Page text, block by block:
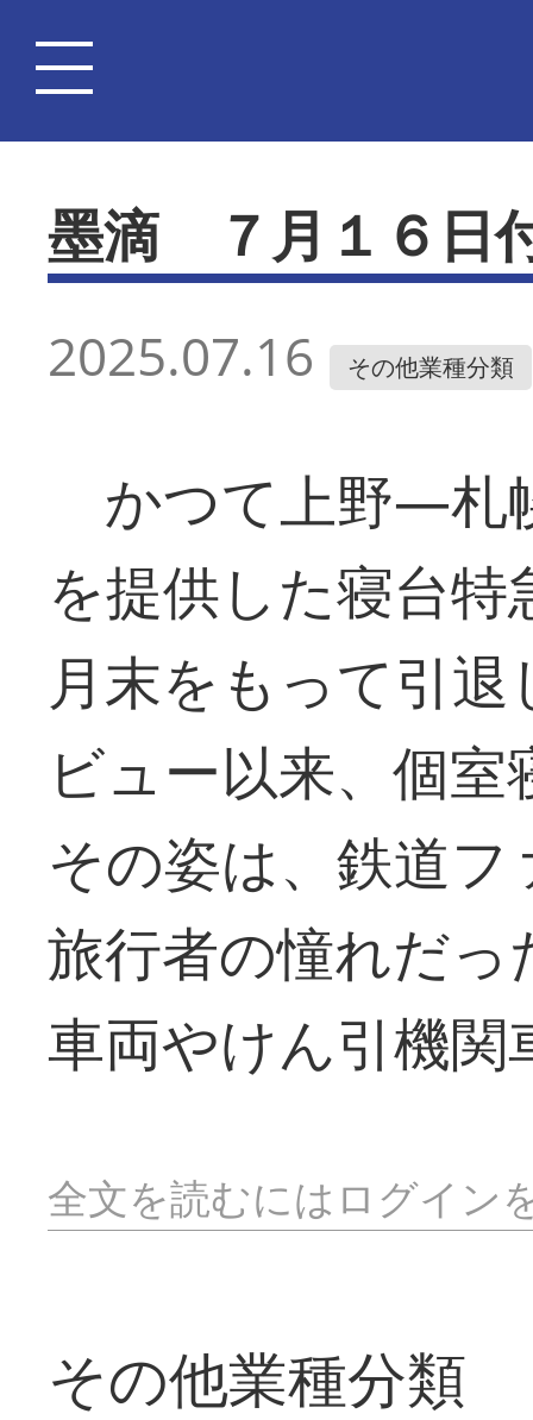
墨滴 ７月１６日
2025.07.16 その他業種分類
かつて上野―札
を提供した寝台
月末をもって引
ビュー以来、個
その姿は、鉄道
旅行者の憧れだ
車両やけん引機
全文を読むにはログイン
その他業種分類